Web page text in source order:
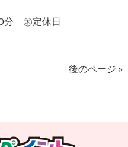
分 ㊍定休日
後のページ »